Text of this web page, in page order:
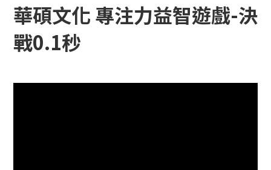
華碩文化 專注力益智遊戲-決
戰0.1秒